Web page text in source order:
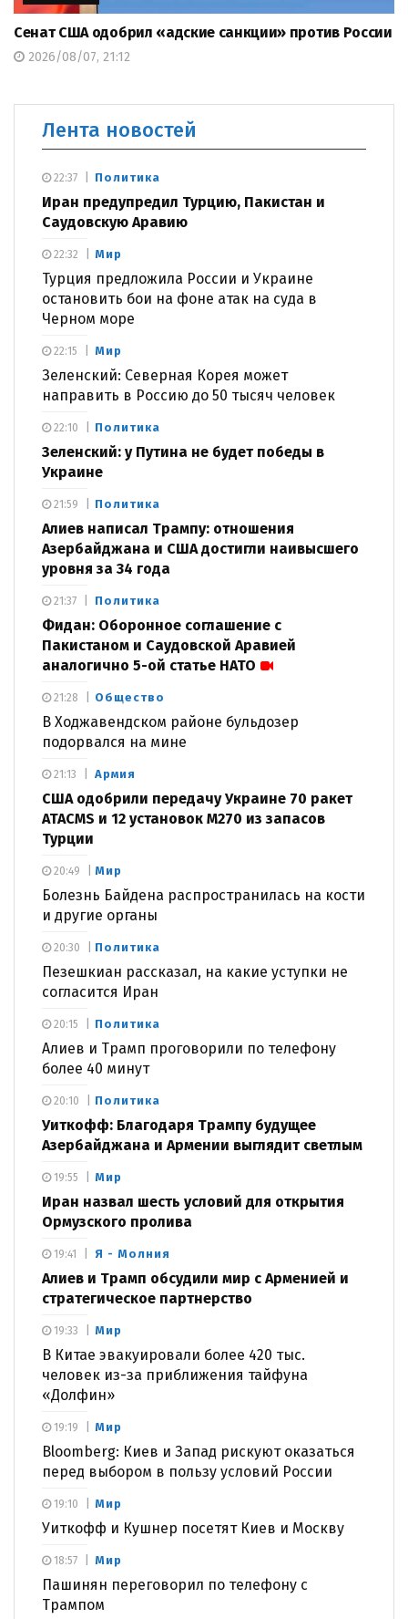
Сенат США одобрил «адские санкции» против России
2026/08/07, 21:12
Лента новостей
Политика
Иран предупредил Турцию, Пакистан и
Саудовскую Аравию
22:37
Мир
Турция предложила России и Украине
остановить бои на фоне атак на суда в
Черном море
22:32
Мир
Зеленский: Северная Корея может
направить в Россию до 50 тысяч человек
22:15
Политика
Зеленский: у Путина не будет победы в
Украине
22:10
Политика
Алиев написал Трампу: отношения
Азербайджана и США достигли наивысшего
уровня за 34 года
21:59
Политика
Фидан: Оборонное соглашение с
Пакистаном и Саудовской Аравией
аналогично 5-ой статье НАТО
21:37
Общество
В Ходжавендском районе бульдозер
подорвался на мине
21:28
Армия
США одобрили передачу Украине 70 ракет
ATACMS и 12 установок M270 из запасов
Турции
21:13
Мир
Болезнь Байдена распространилась на кости
и другие органы
20:49
Политика
Пезешкиан рассказал, на какие уступки не
согласится Иран
20:30
Политика
Алиев и Трамп проговорили по телефону
более 40 минут
20:15
Политика
Уиткофф: Благодаря Трампу будущее
Азербайджана и Армении выглядит светлым
20:10
Мир
Иран назвал шесть условий для открытия
Ормузского пролива
19:55
Я - Молния
Алиев и Трамп обсудили мир с Арменией и
стратегическое партнерство
19:41
Мир
В Китае эвакуировали более 420 тыс.
человек из-за приближения тайфуна
«Долфин»
19:33
Мир
Bloomberg: Киев и Запад рискуют оказаться
перед выбором в пользу условий России
19:19
Мир
Уиткофф и Кушнер посетят Киев и Москву
19:10
Мир
Пашинян переговорил по телефону с
Трампом
18:57